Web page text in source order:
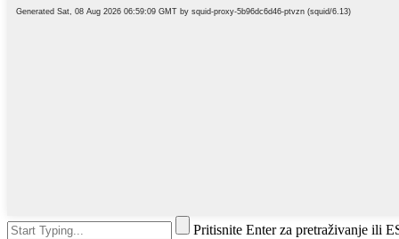
Pritisnite Enter za pretraživanje ili